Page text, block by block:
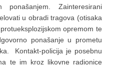
ponašanjem. Zainteresirani
u obradi tragova (otisaka
opremom te
ponašanje u prometu
Kontakt-policija je posebnu
te im kroz likovne radionice